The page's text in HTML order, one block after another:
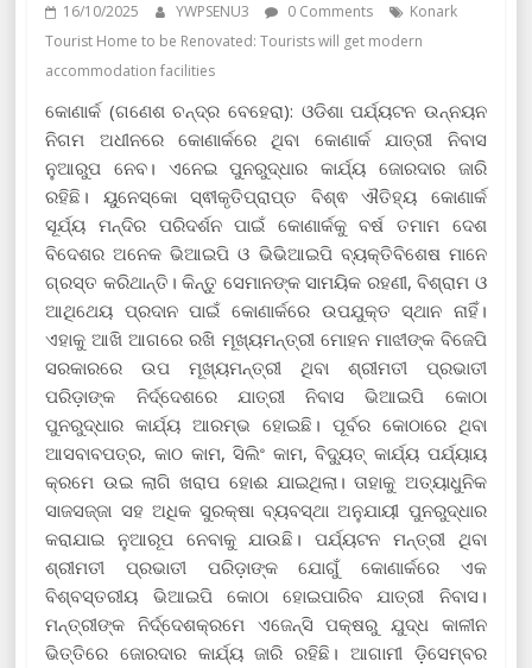
16/10/2025 YWPSENU3 0 Comments
Konark
Tourist Home to be Renovated: Tourists will get modern
accommodation facilities
କୋଣାର୍କ (ଗଣେଶ ଚନ୍ଦ୍ର ବେହେରା): ଓଡିଶା ପର୍ଯ୍ୟଟନ ଉନ୍ନୟନ
ନିଗମ ଅଧୀନରେ କୋଣାର୍କରେ ଥିବା କୋଣାର୍କ ଯାତ୍ରୀ ନିବାସ
ନୁଆରୁପ ନେବ। ଏନେଇ ପୁନରୁଦ୍ଧାର କାର୍ଯ୍ୟ ଜୋରଦାର ଜାରି
ରହିଛି। ୟୁନେସ୍କୋ ସ୍ଵୀକୃତିପ୍ରାପ୍ତ ବିଶ୍ଵ ଐତିହ୍ୟ କୋଣାର୍କ
ସୂର୍ଯ୍ୟ ମନ୍ଦିର ପରିଦର୍ଶନ ପାଇଁ କୋଣାର୍କକୁ ବର୍ଷ ତମାମ ଦେଶ
ବିଦେଶର ଅନେକ ଭିଆଇପି ଓ ଭିଭିଆଇପି ବ୍ୟକ୍ତିବିଶେଷ ମାନେ
ଗ୍ରସ୍ତ କରିଥାନ୍ତି। କିନ୍ତୁ ସେମାନଙ୍କ ସାମୟିକ ରହଣୀ, ବିଶ୍ରାମ ଓ
ଆଥିଥେୟ ପ୍ରଦାନ ପାଇଁ କୋଣାର୍କରେ ଉପଯୁକ୍ତ ସ୍ଥାନ ନାହିଁ।
ଏହାକୁ ଆଖି ଆଗରେ ରଖି ମୂଖ୍ୟମନ୍ତ୍ରୀ ମୋହନ ମାଝୀଙ୍କ ବିଜେପି
ସରକାରରେ ଉପ ମୂଖ୍ୟମନ୍ତ୍ରୀ ଥିବା ଶ୍ରୀମତୀ ପ୍ରଭାତୀ
ପରିଡ଼ାଙ୍କ ନିର୍ଦ୍ଦେଶରେ ଯାତ୍ରୀ ନିବାସ ଭିଆଇପି କୋଠା
ପୁନରୁଦ୍ଧାର କାର୍ଯ୍ୟ ଆରମ୍ଭ ହୋଇଛି। ପୂର୍ବର କୋଠାରେ ଥିବା
ଆସବାବପତ୍ର, କାଠ କାମ, ସିଲିଂ କାମ, ବିଦ୍ୟୁତ୍ କାର୍ଯ୍ୟ ପର୍ଯ୍ୟାୟ
କ୍ରମେ ଉଇ ଲାଗି ଖରାପ ହୋଈ ଯାଇଥିଲା। ତାହାକୁ ଅତ୍ୟାଧୁନିକ
ସାଜସଜ୍ଜା ସହ ଅଧିକ ସୁରକ୍ଷା ବ୍ୟବସ୍ଥା ଅନୁଯାୟୀ ପୁନରୁଦ୍ଧାର
କରାଯାଇ ନୁଆରୂପ ନେବାକୁ ଯାଉଛି। ପର୍ଯ୍ୟଟନ ମନ୍ତ୍ରୀ ଥିବା
ଶ୍ରୀମତୀ ପ୍ରଭାତୀ ପରିଡ଼ାଙ୍କ ଯୋଗୁଁ କୋଣାର୍କରେ ଏକ
ବିଶ୍ବସ୍ତରୀୟ ଭିଆଇପି କୋଠା ହୋଇପାରିବ ଯାତ୍ରୀ ନିବାସ।
ମନ୍ତ୍ରୀଙ୍କ ନିର୍ଦ୍ଦେଶକ୍ରମେ ଏଜେନ୍ସି ପକ୍ଷରୁ ଯୁଦ୍ଧ କାଳୀନ
ଭିତ୍ତିରେ ଜୋରଦାର କାର୍ଯ୍ୟ ଜାରି ରହିଛି। ଆଗାମୀ ଡ଼ିସେମ୍ବର